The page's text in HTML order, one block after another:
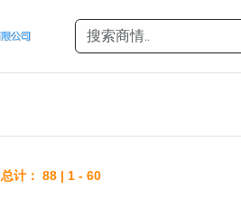
总计： 88 | 1 - 60